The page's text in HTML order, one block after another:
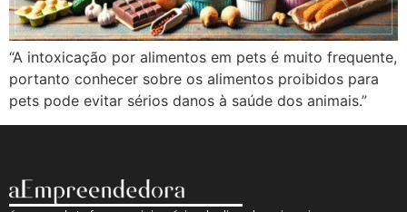
“A intoxicação por alimentos em pets é muito frequente,
portanto conhecer sobre os alimentos proibidos para
pets pode evitar sérios danos à saúde dos animais.”